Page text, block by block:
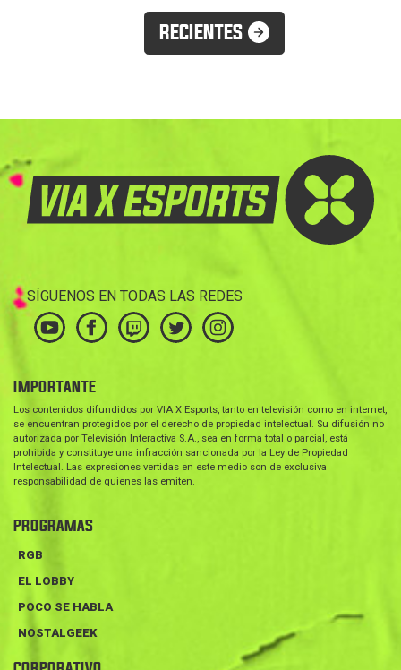
RECIENTES
SÍGUENOS EN TODAS LAS REDES
IMPORTANTE
Los contenidos difundidos por VIA X Esports, tanto en televisión como en internet,
se encuentran protegidos por el derecho de propiedad intelectual. Su difusión no
autorizada por Televisión Interactiva S.A., sea en forma total o parcial, está
prohibida y constituye una infracción sancionada por la Ley de Propiedad
Intelectual. Las expresiones vertidas en este medio son de exclusiva
responsabilidad de quienes las emiten.
PROGRAMAS
RGB
EL LOBBY
POCO SE HABLA
NOSTALGEEK